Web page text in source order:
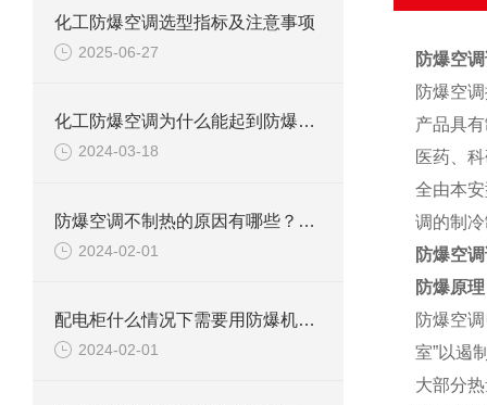
化工防爆空调选型指标及注意事项
2025-06-27
化工防爆空调为什么能起到防爆作用？
2024-03-18
防爆空调不制热的原因有哪些？如何解决
2024-02-01
配电柜什么情况下需要用防爆机柜空调？
2024-02-01
防爆空
防爆空
产品具
医药、
全由本
调的制
防爆空
防爆原理
防爆空
室”以遏
大部分